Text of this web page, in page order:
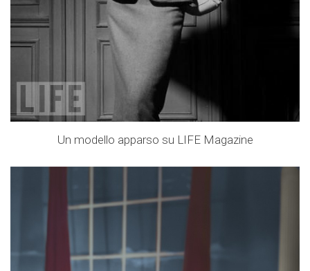
Un modello apparso su LIFE Magazine